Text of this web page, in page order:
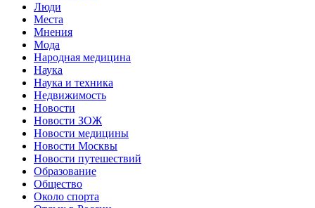
Люди
Места
Мнения
Мода
Народная медицина
Наука
Наука и техника
Недвижимость
Новости
Новости ЗОЖ
Новости медицины
Новости Москвы
Новости путешествий
Образование
Общество
Около спорта